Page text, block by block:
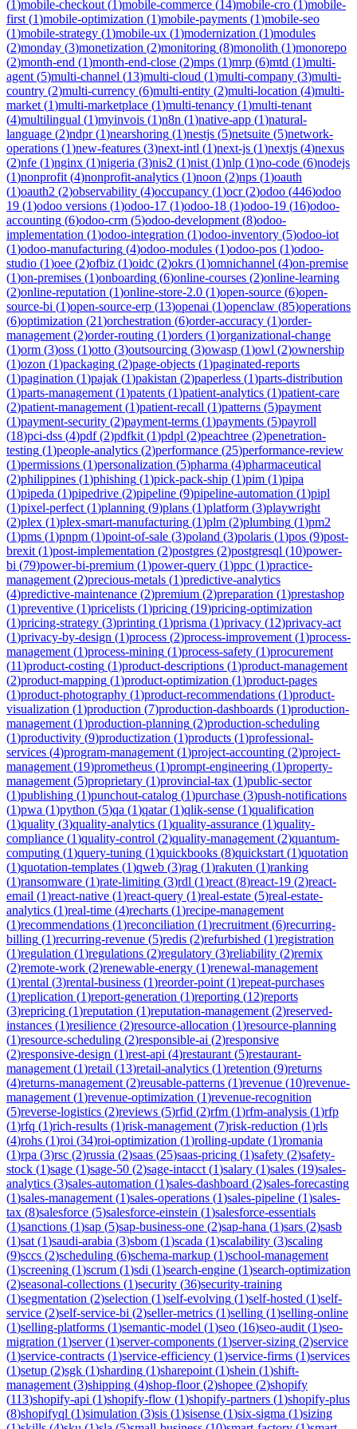
(1)mobile-checkout (1)mobile-commerce (14)mobile-cro (1)mobile-
first (1)mobile-optimization (1)mobile-payments (1)mobile-seo
(1)mobile-strategy (1)mobile-ux (1)modernization (1)modules
(2)monday (3)monetization (2)monitoring (8)monolith (1)monorepo
(2)month-end (1)month-end-close (2)mps (1)mrp (6)mtd (1)multi-
agent (5)multi-channel (13)multi-cloud (1)multi-company (3)multi-
country (2)multi-currency (6)multi-entity (2)multi-location (4)multi-
market (1)multi-marketplace (1)multi-tenancy (1)multi-tenant
(4)multilingual (1)myinvois (1)n8n (1)native-app (1)natural-
language (2)ndpr(1)nearshoring (1)nestjs (5)netsuite (5)network-
operations (1)new-features (3)next-intl (1)next-js (1)nextjs (4)nexus
(2)nfe (1)nginx (1)nigeria (3)nis2 (1)nist (1)nlp (1)no-code (6)nodejs
(1)nonprofit (4)nonprofit-analytics (1)noon (2)nps (1)oauth
(1)oauth2 (2)observability (4)occupancy (1)ocr(2)odoo (446)odoo
19 (1)odoo versions (1)odoo-17 (1)odoo-18 (1)odoo-19 (16)odoo-
accounting (6)odoo-crm (5)odoo-development (8)odoo-
implementation (1)odoo-integration (1)odoo-inventory (5)odoo-iot
(1)odoo-manufacturing (4)odoo-modules (1)odoo-pos (1)odoo-
studio (1)oee (2)ofbiz (1)oidc (2)okrs (1)omnichannel (4)on-premise
(1)on-premises (1)onboarding (6)online-courses (2)online-learning
(2)online-reputation (1)online-store-2.0 (1)open-source (6)open-
source-bi (1)open-source-erp (13)openai (1)openclaw (85)operations
(6)optimization (21)orchestration (6)order-accuracy (1)order-
management (2)order-routing (1)orders (1)organizational-change
(1)orm (3)oss (1)otto (3)outsourcing (3)owasp (1)owl (2)ownership
(1)ozon (1)packaging (2)page-objects (1)paginated-reports
(1)pagination (1)pajak (1)pakistan (2)paperless (1)parts-distribution
(1)parts-management (1)patents (1)patient-analytics (1)patient-care
(2)patient-management (1)patient-recall (1)patterns (5)payment
(1)payment-security (2)payment-terms (1)payments (5)payroll
(18)pci-dss (4)pdf(2)pdfkit (1)pdpl (2)peachtree (2)penetration-
testing (1)people-analytics (2)performance (25)performance-review
(1)permissions (1)personalization (5)pharma (4)pharmaceutical
(2)philippines (1)phishing (1)pick-pack-ship (1)pim (1)pipa
(1)pipeda (1)pipedrive (2)pipeline (9)pipeline-automation (1)pipl
(1)pixel-perfect (1)planning (9)plans (1)platform (3)playwright
(2)plex (1)plex-smart-manufacturing (1)plm (2)plumbing (1)pm2
(1)pms (1)pnpm (1)point-of-sale (3)poland (3)polaris (1)pos (9)post-
brexit (1)post-implementation (2)postgres (2)postgresql (10)power-
bi (79)power-bi-premium (1)power-query (1)ppc (1)practice-
management (2)precious-metals (1)predictive-analytics
(4)predictive-maintenance (2)premium (2)preparation (1)prestashop
(1)preventive (1)pricelists (1)pricing (19)pricing-optimization
(1)pricing-strategy (3)printing (1)prisma (1)privacy (12)privacy-act
(1)privacy-by-design (1)process (2)process-improvement (1)process-
management (1)process-mining (1)process-safety (1)procurement
(11)product-costing (1)product-descriptions (1)product-management
(2)product-mapping (1)product-optimization (1)product-pages
(1)product-photography (1)product-recommendations (1)product-
visualization (1)production (7)production-dashboards (1)production-
management (1)production-planning (2)production-scheduling
(1)productivity (9)productization (1)products (1)professional-
services (4)program-management (1)project-accounting (2)project-
management (19)prometheus (1)prompt-engineering (1)property-
management (5)proprietary (1)provincial-tax (1)public-sector
(1)publishing (1)punchout-catalog (1)purchase (3)push-notifications
(1)pwa (1)python (5)qa (1)qatar(1)qlik-sense (1)qualification
(1)quality (3)quality-analytics (1)quality-assurance (1)quality-
compliance (1)quality-control (2)quality-management (2)quantum-
computing (1)query-tuning (1)quickbooks (8)quickstart (1)quotation
(1)quotation-templates (1)qweb (3)rag (1)rakuten (1)ranking
(1)ransomware (1)rate-limiting (3)rdl (1)react (8)react-19 (2)react-
email (1)react-native (1)react-query (1)real-estate (5)real-estate-
analytics (1)real-time (4)recharts (1)recipe-management
(1)recommendations (1)reconciliation (1)recruitment (6)recurring-
billing (1)recurring-revenue (5)redis (2)refurbished (1)registration
(1)regulation (1)regulations (2)regulatory (3)reliability (2)remix
(2)remote-work (2)renewable-energy (1)renewal-management
(1)rental (3)rental-business (1)reorder-point (1)repeat-purchases
(1)replication (1)report-generation (1)reporting (12)reports
(3)repricing (1)reputation (1)reputation-management (2)reserved-
instances (1)resilience (2)resource-allocation (1)resource-planning
(1)resource-scheduling (2)responsible-ai (2)responsive
(2)responsive-design (1)rest-api (4)restaurant (5)restaurant-
management (1)retail (13)retail-analytics (1)retention (9)returns
(4)returns-management (2)reusable-patterns (1)revenue (10)revenue-
management (1)revenue-optimization (1)revenue-recognition
(5)reverse-logistics (2)reviews (5)rfid (2)rfm (1)rfm-analysis (1)rfp
(1)rfq (1)rich-results (1)risk-management (7)risk-reduction (1)rls
(4)rohs (1)roi (34)roi-optimization (1)rolling-update (1)romania
(1)rpa (3)rsc (2)russia (2)saas (25)saas-pricing (1)safety (2)safety-
stock (1)sage (1)sage-50 (2)sage-intacct (1)salary (1)sales (19)sales-
analytics (3)sales-automation (1)sales-dashboard (2)sales-forecasting
(1)sales-management (1)sales-operations (1)sales-pipeline (1)sales-
tax (8)salesforce (5)salesforce-einstein (1)salesforce-essentials
(1)sanctions (1)sap (5)sap-business-one (2)sap-hana (1)sars (2)sasb
(1)sat (1)saudi-arabia (3)sbom (1)scada (1)scalability (3)scaling
(9)sccs (2)scheduling (6)schema-markup (1)school-management
(1)screening (1)scrum (1)sdi (1)search-engine (1)search-optimization
(2)seasonal-collections (1)security (36)security-training
(1)segmentation (2)selection (1)self-evolving (1)self-hosted (1)self-
service (2)self-service-bi (2)seller-metrics (1)selling (1)selling-online
(1)selling-platforms (1)semantic-model (1)seo (16)seo-audit (1)seo-
migration (1)server(1)server-components (1)server-sizing (2)service
(1)service-contracts (1)service-efficiency (1)service-firms (1)services
(1)setup (2)sgk (1)sharding (1)sharepoint (1)shein (1)shift-
management (3)shipping (4)shop-floor(2)shopee (2)shopify
(113)shopify-api (1)shopify-flow (1)shopify-partners (1)shopify-plus
(8)shopifyql (1)simulation (3)sis (1)sisense (1)six-sigma (1)sizing